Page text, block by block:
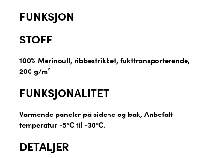
FUNKSJON
STOFF
100% Merinoull, ribbestrikket, fukttransporterende,
200 g/m²
FUNKSJONALITET
Varmende paneler på sidene og bak, Anbefalt
temperatur -5°C til -30°C.
DETALJER